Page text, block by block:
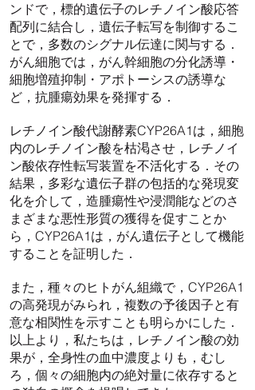
ンドで，標的遺伝子のレチノイン酸応答
配列に結合し，遺伝子転写を制御するこ
とで，多数のシグナル伝達に関与する．
がん細胞では，がん幹細胞の分化誘導・
細胞増殖抑制・アポトーシスの誘導な
ど，抗腫瘍効果を発揮する．
レチノイン酸代謝酵素CYP26A1は，細胞
内のレチノイン酸を枯渇させ，レチノイ
ン酸依存性転写装置を不活化する．その
結果，多彩な遺伝子群の包括的な発現変
化を介して，造腫瘍性や浸潤能などのさ
まざまな悪性形質の獲得を促すことか
ら，CYP26A1は，がん遺伝子として機能
することを証明した．
また，種々のヒトがん組織で，CYP26A1
の高発現がみられ，複数の予後因子と有
意な相関性を示すことも明らかにした．
以上より，私たちは，レチノイン酸の効
果が，全身性の血中濃度よりも，むし
ろ，個々の細胞内の絶対量に依存すると